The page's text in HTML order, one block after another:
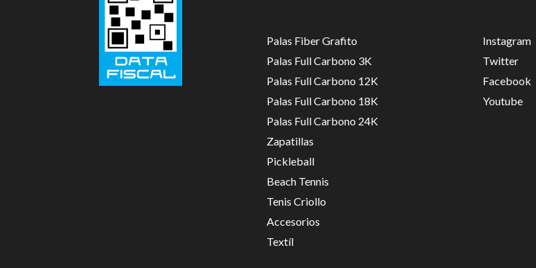
Palas Fiber Grafito
Palas Full Carbono 3K
Palas Full Carbono 12K
Palas Full Carbono 18K
Palas Full Carbono 24K
Zapatillas
Pickleball
Beach Tennis
Tenis Criollo
Accesorios
Textíl
Instagram
Twitter
Facebook
Youtube